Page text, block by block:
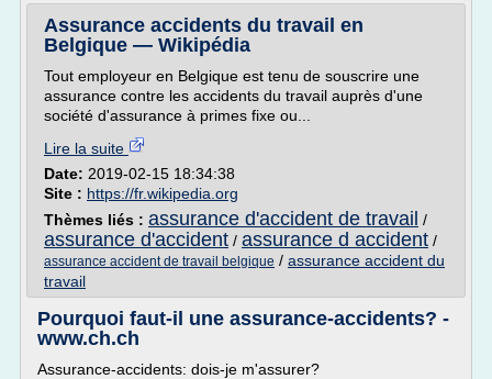
Assurance accidents du travail en
Belgique — Wikipédia
Tout employeur en Belgique est tenu de souscrire une
assurance contre les accidents du travail auprès d'une
société d'assurance à primes fixe ou...
Lire la suite
Date: 2019-02-15 18:34:38
Site : https://fr.wikipedia.org
Thèmes liés : assurance d'accident de travail /
assurance d'accident / assurance d accident /
assurance accident de travail belgique / assurance accident du
travail
Pourquoi faut-il une assurance-accidents? -
www.ch.ch
Assurance-accidents: dois-je m'assurer?